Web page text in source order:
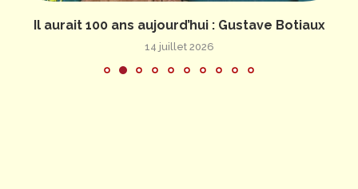
Il aurait 100 ans aujourd’hui : Gustave Botiaux
14 juillet 2026